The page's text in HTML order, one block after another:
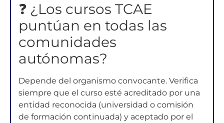
❓ ¿Los cursos TCAE
puntúan en todas las
comunidades
autónomas?
Depende del organismo convocante. Verifica
siempre que el curso esté acreditado por una
entidad reconocida (universidad o comisión
de formación continuada) y aceptado por el